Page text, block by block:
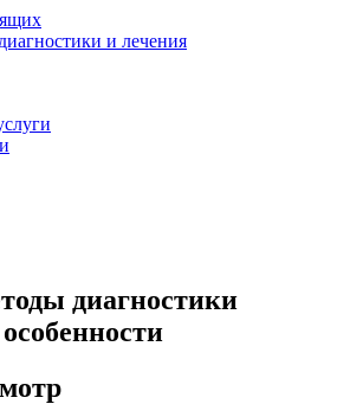
и лечения
диагностики